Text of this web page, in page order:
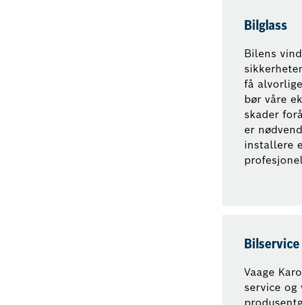
Bilglass
Bilens
få
bør våre
skader
er
installere
Bilservice
Vaage
service